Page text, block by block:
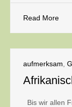
Read More
aufmerksam
Bis wir allen